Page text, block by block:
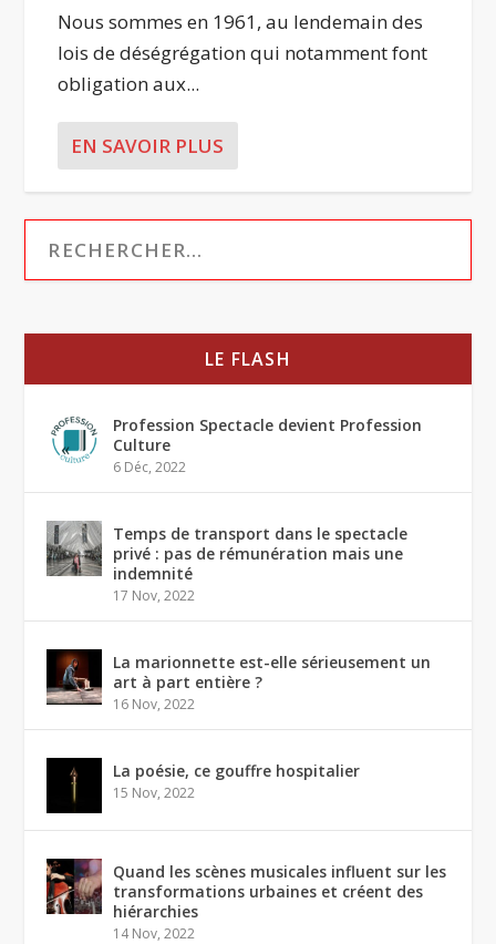
Nous sommes en 1961, au lendemain des
lois de déségrégation qui notamment font
obligation aux...
EN SAVOIR PLUS
LE FLASH
Profession Spectacle devient Profession
Culture
6 Déc, 2022
Temps de transport dans le spectacle
privé : pas de rémunération mais une
indemnité
17 Nov, 2022
La marionnette est-elle sérieusement un
art à part entière ?
16 Nov, 2022
La poésie, ce gouffre hospitalier
15 Nov, 2022
Quand les scènes musicales influent sur les
transformations urbaines et créent des
hiérarchies
14 Nov, 2022